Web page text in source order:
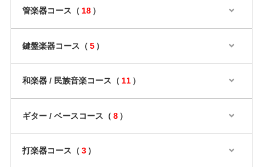
管楽器コース（ 18 ）
鍵盤楽器コース（ 5 ）
和楽器 / 民族音楽コース（ 11 ）
ギター / ベースコース（ 8 ）
打楽器コース（ 3 ）